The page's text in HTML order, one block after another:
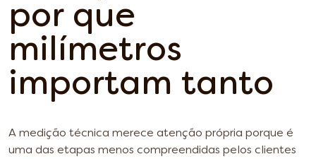
por que
milímetros
importam tanto
A medição técnica merece atenção própria porque é
uma das etapas menos compreendidas pelos clientes